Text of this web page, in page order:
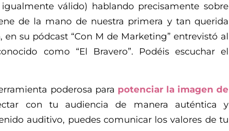
válido) hablando precisamente sobre
de la mano de nuestra primera y tan querida
su pódcast “Con M de Marketing” entrevistó al
como “El Bravero”. Podéis escuchar el
poderosa para potenciar la imagen de
con tu audiencia de manera auténtica y
auditivo, puedes comunicar los valores de tu